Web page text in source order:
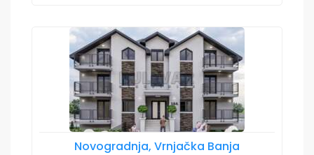
Novogradnja, Vrnjačka Banja